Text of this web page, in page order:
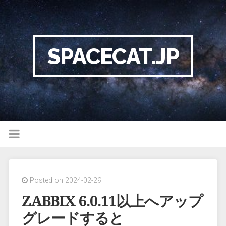
SPACECAT.JP
Posted on 2024-02-29
ZABBIX 6.0.11以上へアップ
グレードすると